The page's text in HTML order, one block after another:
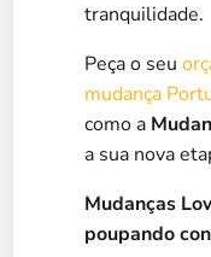
tranquilidade.
Peça o seu
mudança
como a
a sua nova
Mudanças
poupando